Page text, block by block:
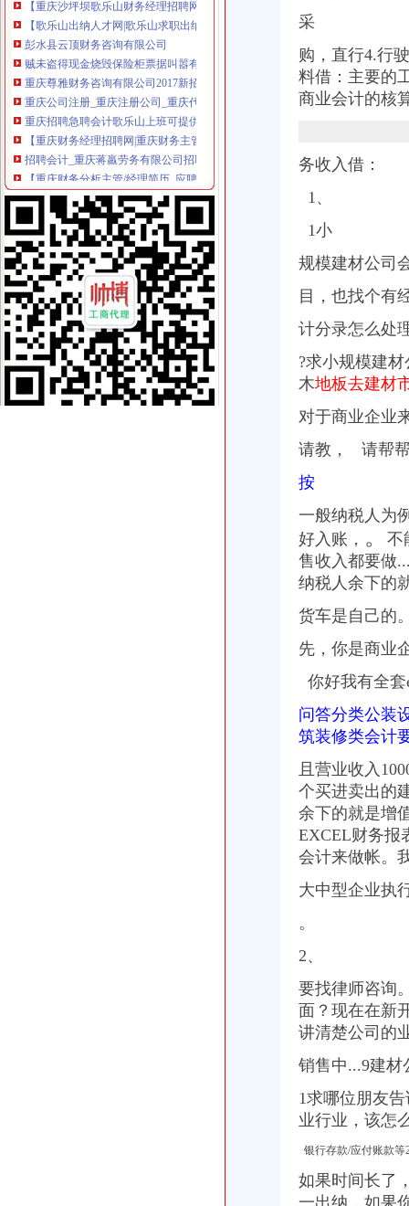
彭水县云顶财务咨询有限公司
贼未盗得现金烧毁保险柜票据叫嚣有何感想_新闻_腾讯网
重庆尊雅财务咨询有限公司2017新招聘信息_电话_地址-58企业名录
重庆公司注册_重庆注册公司_重庆代办注册公司_重庆代理公司注册-qd
重庆招聘急聘会计歌乐山上班可提供食宿_重庆众联天下商贸发展有限
【重庆财务经理招聘网|重庆财务主管招聘信息】-重庆58同城
招聘会计_重庆蒋羸劳务有限公司招聘信息-重庆58同城
【重庆财务分析主管/经理简历_应聘重庆财务分析主管/经理求职简历_
中国重庆歌乐山黄页|名录_中国重庆歌乐山公司|厂家-八方资源重庆黄页
【招聘财务人员,重庆卡迪切削工具优先公司招聘】-重庆赶集网
中国石油天然气股份有限公司重庆销售分公司歌乐山加油站_【电话地
贼未盗得现金烧毁保险柜票据叫嚣称有何感想_南海网新闻中心
重庆市沙坪坝区歌乐山大道塔陵有限公司渝中区营业处_【电话地址_招
贼未盗得现金烧毁保险柜票据叫嚣：有何感想-搜狐新闻
【58同城】重庆沙坪坝歌乐山工商注册_公司注册代理_代办注册公司价
中国农业银行股份有限公司重庆沙坪坝歌乐山支行
夜爬歌乐山第100次,聚餐活动财务公告贴（未参加聚餐需要纪念品的
重庆黄花园酿造调味品有限责任公司歌乐山分公司_【电话地址_招聘信
重庆市沙坪坝歌乐山立信会计好吗？？_百度知道
重庆晖映废旧金属回收有限公司沙坪坝区歌乐山经营部_【电话地址_招
【重庆财务经理_财务经理招聘_重庆融汇温泉产业发展有限公司】-前
重庆沙坪坝歌乐山财会英语培训,重庆沙坪坝歌乐山财会英语培训班,
重庆门市财务招聘_重庆腾龙体育设施招聘门市财务_重庆腾龙体育设施
【中国农业银行股份有限公司重庆沙坪坝歌乐山支行工商信息】-阿土
【重庆歌乐山财务招聘_重庆歌乐山会计人才招聘网_2017年重庆歌乐
中国农业银行股份有限公司重庆沙坪坝歌乐山支行联系方式_信用报告_
收银员_重庆韵涵餐饮文化有限公司招聘信息—中华英才网
歌乐山队-土耳其自驾之旅财务报告-AA活动-绿野主版-绿野户外网
富贵万年：关于出售全资子公司资产的公告_富贵万年（）_公
【重庆市沙坪坝区歌乐山机械铸造厂2018新招聘信息】_聘网
西安到重庆双卧六日游|尊贵奢华游轮之巅|重庆三峡涉外游轮
重庆市沙坪坝区歌乐山大道塔陵有限公司沙坪坝营业处_【电话地址_招
【重庆沙坪坝歌乐山财务/会计助理招聘网|2018年重庆沙坪坝歌乐山财
【歌乐山会计招聘网|歌乐山会计师招聘信息】-重庆58同城
【歌乐山财务会计类职业认证培训】-今题歌乐山财务会计类职业认证
重庆沙坪坝歌乐山财务软件培训,重庆沙坪坝歌乐山财务软件培训班,
重庆歌乐山建筑工程有限公司_【电话地址_招聘信息_注册信息_信用信
重庆歌乐山附近出纳招聘|重庆歌乐山附近出纳职位信息汇总|重庆出纳
【歌乐山企业管理咨询公司】-今题歌乐山企业管理咨询网
【歌乐山出纳人才网|歌乐山求职出纳|歌乐山出纳简历】-重庆58同城
重庆尊雅财务咨询有限公司2017新招聘信息_电话_地址-58企业名录
重庆公司注册_重庆注册公司_重庆代办注册公司_重庆代理公司注册-qd
【重庆财务经理招聘网|重庆财务主管招聘信息】-重庆58同城
采
购，直行4.行
料借：主要的
商业会计的核
务收入借：
1、
1小
规模建材公司
目，也找个有
计分录怎么处
?求小规模建
木地板去建材
对于商业企业
请教， 请帮
按
一般纳税人为
好入账， 。
不
售收入都要做
纳税人余下的
货车是自己的
先，你是商业
你好我有全
问答分类公装
筑装修类会计
且营业收入
个买进卖出的
余下的就是增
EXCEL财务报
会计来做帐。
大中型企业执
。
2、
要找律师咨询
面？现在在新
讲清楚公司的
销售中...9建材
1求哪位朋友
业行业，该怎
银行存款/应付账款等
如果时间长了
一出纳，如果